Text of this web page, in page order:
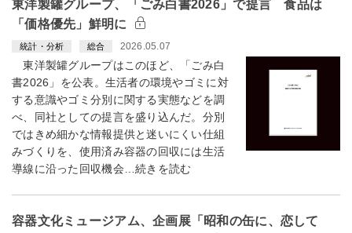
東洋製罐グループ、「ごみ白書2026」で提言 食品は
「価格優先」鮮明に
統計・分析 総合 2026.05.07
東洋製罐グループはこのほど、「ごみ白
書2026」を公表。生活者の環境やゴミに対
する意識やゴミ分別に関する実態などを調
べ、同社としての提言を盛り込んだ。分別
ではきめ細かな情報提供と迷いにくい仕組
みづくりを、使用済み容器の回収には生活
導線に沿った回収機会…続きを読む
容器文化ミュージアム、企画展「昭和の缶に、恋して